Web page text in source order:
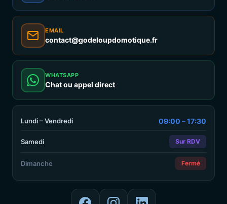
EMAIL
contact@godeloupdomotique.fr
WHATSAPP
Chat ou appel direct
Lundi – Vendredi 09:00 – 17:30
Samedi Sur RDV
Dimanche Fermé